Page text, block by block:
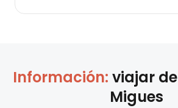
Información: viajar de
Migues